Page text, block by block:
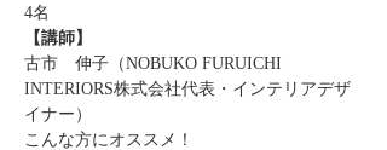
4名
【講師】
古市　伸子（NOBUKO FURUICHI
INTERIORS株式会社代表・インテリアデザ
イナー）
こんな方にオススメ！